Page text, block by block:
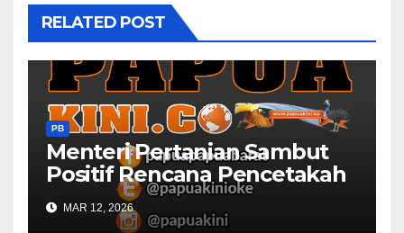
RELATED POST
PB
Menteri Pertanian Sambut
Positif Rencana Pencetakah
Sawah dan Ladang di Papua
Barat
MAR 12, 2026